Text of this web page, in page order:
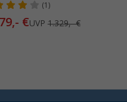
(1)
€UVP 1.329,- €